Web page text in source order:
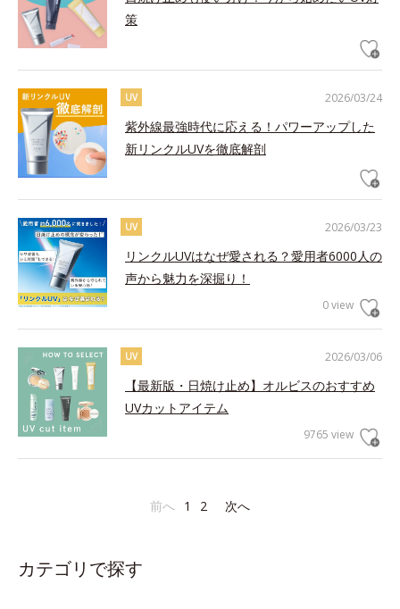
策
2026/03/24
UV
紫外線最強時代に応える！パワーアップした
新リンクルUVを徹底解剖
2026/03/23
UV
リンクルUVはなぜ愛される？愛用者6000人の
声から魅力を深掘り！
0 view
2026/03/06
UV
【最新版・日焼け止め】オルビスのおすすめ
UVカットアイテム
9765 view
前へ 1 2 次へ
カテゴリで探す